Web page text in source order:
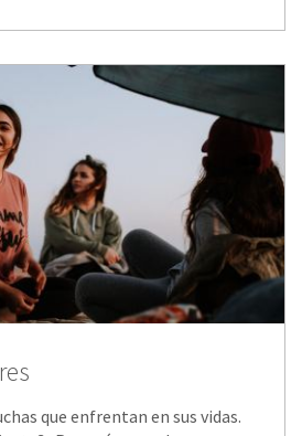
que enfrentan en sus vidas.